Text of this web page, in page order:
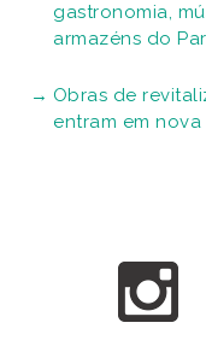
gastronomia,
armazéns do
Obras de
entram em